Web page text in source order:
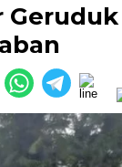
Geruduk